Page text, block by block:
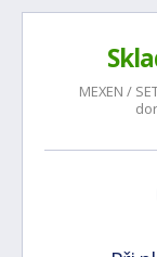
MEXEN /